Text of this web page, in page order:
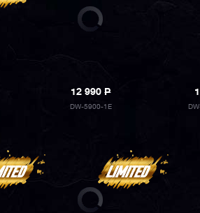
12 990P
DW-5900-1E